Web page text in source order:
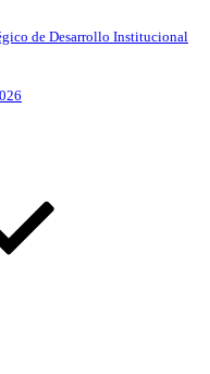
de Desarrollo Institucional